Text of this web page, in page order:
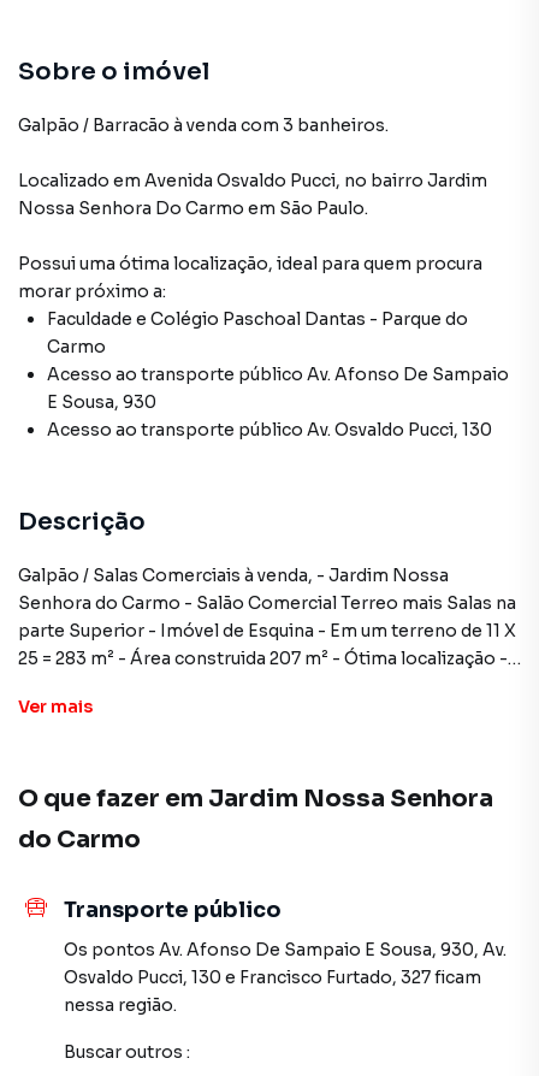
Sobre o imóvel
Galpão / Barracão à venda com 3 banheiros.
Localizado em Avenida Osvaldo Pucci, no bairro Jardim
Nossa Senhora Do Carmo em São Paulo.
Possui uma ótima localização, ideal para quem procura
morar próximo a:
Faculdade e Colégio Paschoal Dantas - Parque do
Carmo
Acesso ao transporte público Av. Afonso De Sampaio
E Sousa, 930
Acesso ao transporte público Av. Osvaldo Pucci, 130
Descrição
Galpão / Salas Comerciais à venda, - Jardim Nossa
Senhora do Carmo - Salão Comercial Terreo mais Salas na
parte Superior - Imóvel de Esquina - Em um terreno de 11 X
25 = 283 m² - Área construida 207 m² - Ótima localização -
bairro Jardim Nossa Senhora do Carmo, em São Paulo.
informações sobre Galpão / Barracão em São Paulo? Entre
2000.
A Imobiliária Xavier e Brito tem mais opções de
apartamentos, casas residenciais e comerciais, sobrados,
terrenos, lojas e barracões para venda ou locação, além de
empreendimentos em construção ou lançamentos na
Ver mais
O que fazer em Jardim Nossa Senhora
do Carmo
Transporte público
Os pontos Av. Afonso De Sampaio E Sousa, 930, Av.
Osvaldo Pucci, 130 e Francisco Furtado, 327ficam
nessa região.
Buscar outros :